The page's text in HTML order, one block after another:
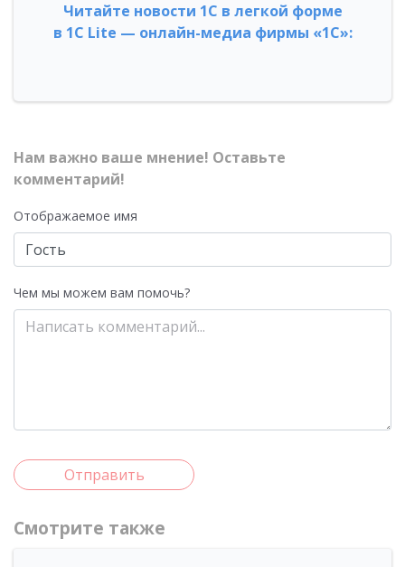
Читайте новости 1С в легкой форме
в 1С Lite — онлайн-медиа фирмы «1С»:
Нам важно ваше мнение! Оставьте
комментарий!
Отображаемое имя
Чем мы можем вам помочь?
Отправить
Смотрите также